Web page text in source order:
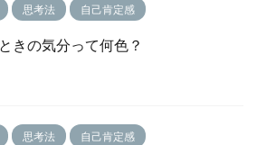
思考法 自己肯定感
きの気分って何色？
思考法 自己肯定感